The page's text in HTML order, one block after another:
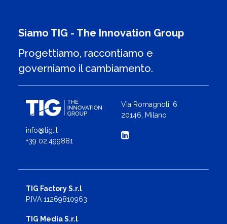
Siamo TIG - The Innovation Group
Progettiamo, raccontiamo e
governiamo il cambiamento.
info@tig.it
+39 02.499881
Via Romagnoli, 6
20146, Milano
TIG Factory S.r.l
P.IVA 11269810963
TIG Media S.r.l